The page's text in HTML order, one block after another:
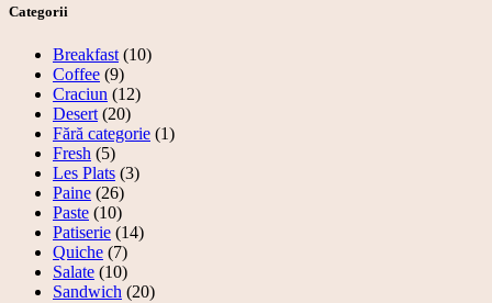
Categorii
Breakfast (10)
Coffee (9)
Craciun (12)
Desert (20)
Fără categorie (1)
Fresh (5)
Les Plats (3)
Paine (26)
Paste (10)
Patiserie (14)
Quiche (7)
Salate (10)
Sandwich (20)